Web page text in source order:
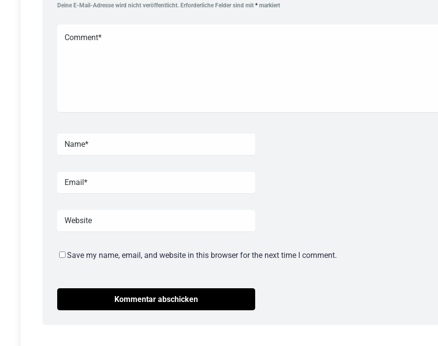
Deine E-Mail-Adresse wird nicht veröffentlicht. Erforderliche Felder sind mit * markiert
Save my name, email, and website in this browser for the next time I comment.